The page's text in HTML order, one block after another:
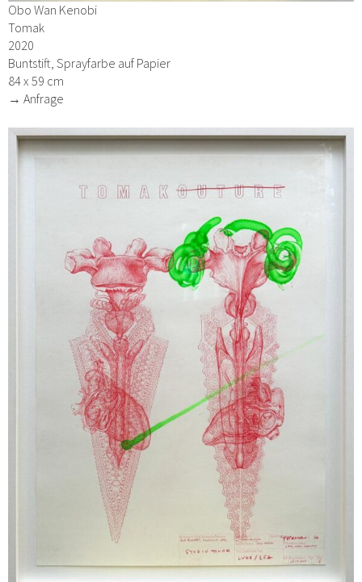
Obo Wan Kenobi
Tomak
2020
Buntstift, Sprayfarbe auf Papier
84 x 59 cm
→ Anfrage